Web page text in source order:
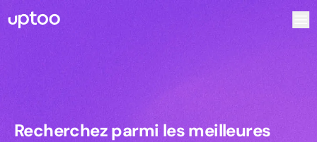
Recherchez parmi les meilleures
Recherchez parmi les meilleures